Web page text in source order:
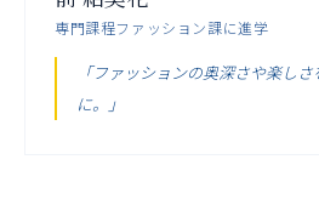
専門課程ファッション課に進学
「ファッションの奥深さや楽し
に。」